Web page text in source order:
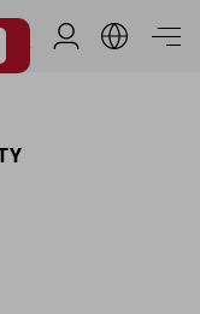
Area Riservata